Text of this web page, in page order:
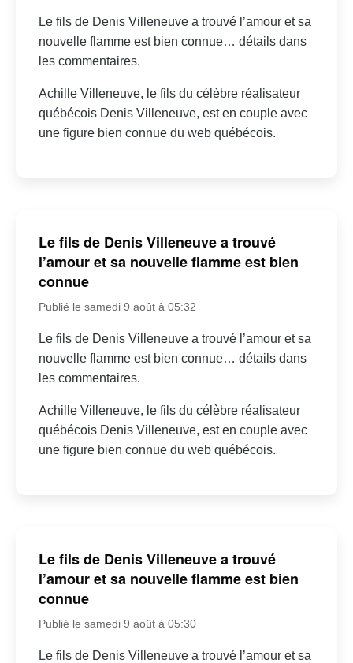
Le fils de Denis Villeneuve a trouvé l’amour et sa
nouvelle flamme est bien connue… détails dans
les commentaires.
Achille Villeneuve, le fils du célèbre réalisateur
québécois Denis Villeneuve, est en couple avec
une figure bien connue du web québécois.
Le fils de Denis Villeneuve a trouvé
l’amour et sa nouvelle flamme est bien
connue
Publié le samedi 9 août à 05:32
Le fils de Denis Villeneuve a trouvé l’amour et sa
nouvelle flamme est bien connue… détails dans
les commentaires.
Achille Villeneuve, le fils du célèbre réalisateur
québécois Denis Villeneuve, est en couple avec
une figure bien connue du web québécois.
Le fils de Denis Villeneuve a trouvé
l’amour et sa nouvelle flamme est bien
connue
Publié le samedi 9 août à 05:30
Le fils de Denis Villeneuve a trouvé l’amour et sa